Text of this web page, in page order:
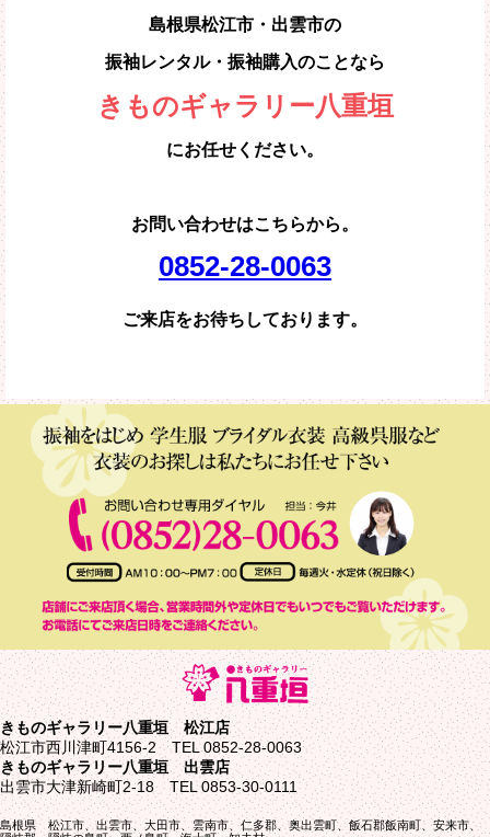
島根県松江市・出雲市の
振袖レンタル・振袖購入のことなら
きものギャラリー八重垣
にお任せください。
お問い合わせはこちらから。
0852-28-0063
ご来店をお待ちしております。
きものギャラリー八重垣 松江店
松江市西川津町4156-2 TEL 0852-28-0063
きものギャラリー八重垣 出雲店
出雲市大津新崎町2-18 TEL 0853-30-0111
島根県 松江市、出雲市、大田市、雲南市、仁多郡、奥出雲町、飯石郡飯南町、安来市、